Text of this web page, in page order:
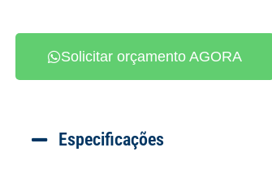
Solicitar orçamento AGORA
Especificações